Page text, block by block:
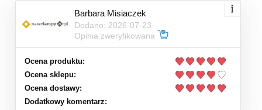
Barbara Misiaczek
Dodano: 2026-07-23
Opinia zweryfikowana
Ocena produktu:
Ocena sklepu:
Ocena dostawy:
Dodatkowy komentarz: